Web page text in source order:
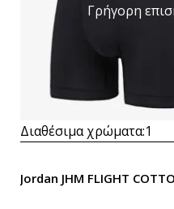
Γρήγορη
Διαθέσιμα χρώματα:1
Jordan JHM FLIGHT